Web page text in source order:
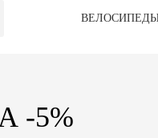
-5%